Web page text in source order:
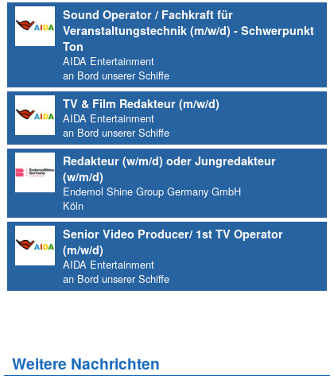
Sound Operator / Fachkraft für
Veranstaltungstechnik (m/w/d) - Schwerpunkt
Ton
AIDA Entertainment
an Bord unserer Schiffe
TV & Film Redakteur (m/w/d)
AIDA Entertainment
an Bord unserer Schiffe
Redakteur (w/m/d) oder Jungredakteur
(w/m/d)
Endemol Shine Group Germany GmbH
Köln
Senior Video Producer/ 1st TV Operator
(m/w/d)
AIDA Entertainment
an Bord unserer Schiffe
Weitere Nachrichten